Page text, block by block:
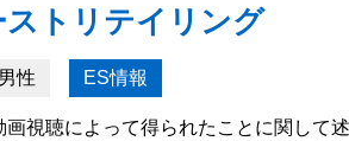
ストリテイリング
男性 ES情報
画視聴によって得られたことに関して